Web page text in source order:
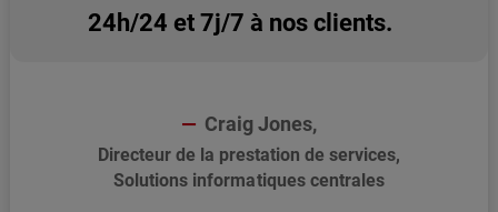
24h/24 et 7j/7 à nos clients.
Craig Jones,
Directeur de la prestation de services,
Solutions informatiques centrales